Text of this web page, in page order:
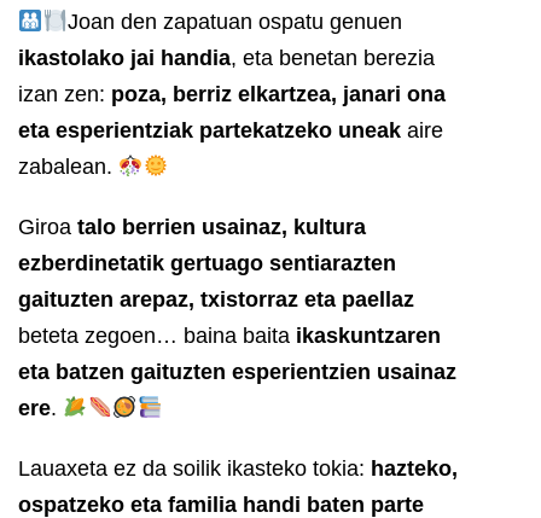
Joan den zapatuan ospatu genuen
ikastolako jai handia, eta benetan berezia
izan zen: poza, berriz elkartzea, janari ona
eta esperientziak partekatzeko uneak aire
zabalean.
Giroa talo berrien usainaz, kultura
ezberdinetatik gertuago sentiarazten
gaituzten arepaz, txistorraz eta paellaz
beteta zegoen… baina baita ikaskuntzaren
eta batzen gaituzten esperientzien usainaz
ere.
Lauaxeta ez da soilik ikasteko tokia: hazteko,
ospatzeko eta familia handi baten parte